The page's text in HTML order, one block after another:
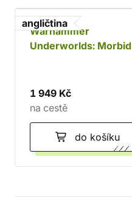
angličtina
Warhammer
Underworlds: Morbid
1 949 Kč
na cestě
do košíku